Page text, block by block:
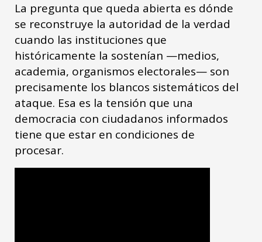
La pregunta que queda abierta es dónde
se reconstruye la autoridad de la verdad
cuando las instituciones que
históricamente la sostenían —medios,
academia, organismos electorales— son
precisamente los blancos sistemáticos del
ataque. Esa es la tensión que una
democracia con ciudadanos informados
tiene que estar en condiciones de
procesar.